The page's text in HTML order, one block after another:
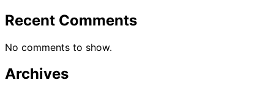
Recent Comments
No comments to show.
Archives